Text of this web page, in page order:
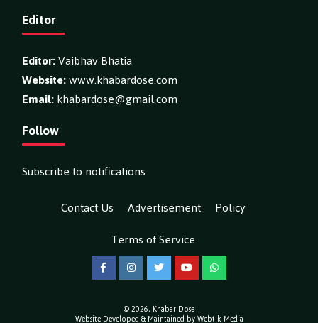
Editor
Editor:Vaibhav Bhatia
Website:www.khabardose.com
Email:khabardose@gmail.com
Follow
Subscribe to notifications
Contact Us
Advertisement
Policy
Terms of Service
FacebookInstagramTwitterYouTubeWhatsApp
© 2026, Khabar Dose
Website Developed & Maintained by Webtik Media